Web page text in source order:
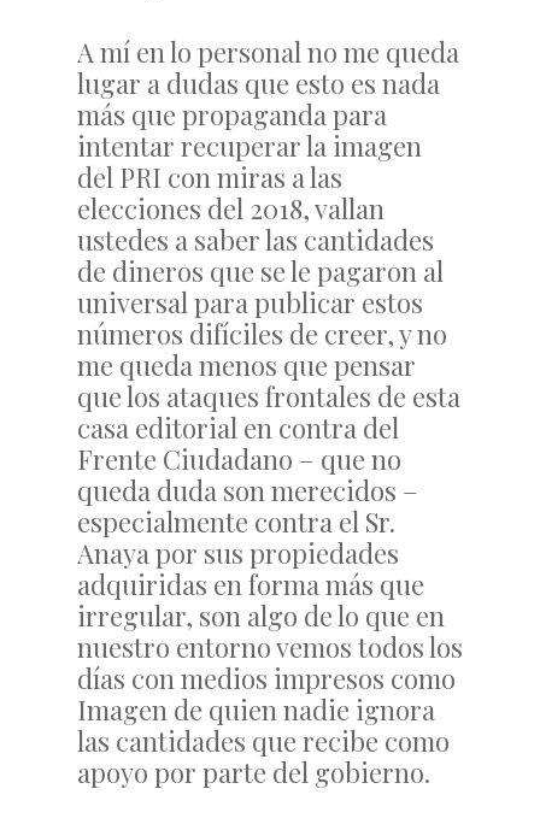
A mí en lo personal no me queda
lugar a dudas que esto es nada
más que propaganda para
intentar recuperar la imagen
del PRI con miras a las
elecciones del 2018, vallan
ustedes a saber las cantidades
de dineros que se le pagaron al
universal para publicar estos
números difíciles de creer, y no
me queda menos que pensar
que los ataques frontales de esta
casa editorial en contra del
Frente Ciudadano – que no
queda duda son merecidos –
especialmente contra el Sr.
Anaya por sus propiedades
adquiridas en forma más que
irregular, son algo de lo que en
nuestro entorno vemos todos los
días con medios impresos como
Imagen de quien nadie ignora
las cantidades que recibe como
apoyo por parte del gobierno.